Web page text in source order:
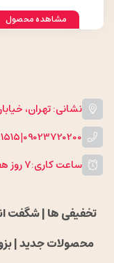
مشاهده محصول
نشانی: تهران،
09023720200
|
ساعت کاری:۷ روز هفته، پاسخگوی شما هستیم.
تخفیفی ها | شگفت
محصولات جدید |